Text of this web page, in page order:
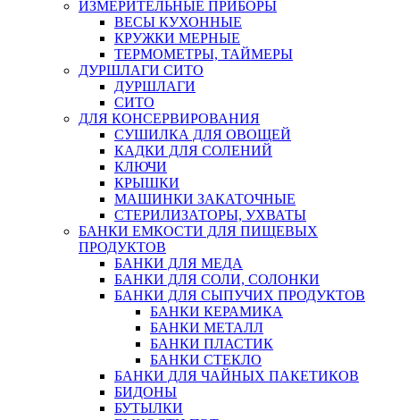
ИЗМЕРИТЕЛЬНЫЕ ПРИБОРЫ
ВЕСЫ КУХОННЫЕ
КРУЖКИ МЕРНЫЕ
ТЕРМОМЕТРЫ, ТАЙМЕРЫ
ДУРШЛАГИ СИТО
ДУРШЛАГИ
СИТО
ДЛЯ КОНСЕРВИРОВАНИЯ
СУШИЛКА ДЛЯ ОВОЩЕЙ
КАДКИ ДЛЯ СОЛЕНИЙ
КЛЮЧИ
КРЫШКИ
МАШИНКИ ЗАКАТОЧНЫЕ
СТЕРИЛИЗАТОРЫ, УХВАТЫ
БАНКИ ЕМКОСТИ ДЛЯ ПИЩЕВЫХ
ПРОДУКТОВ
БАНКИ ДЛЯ МЕДА
БАНКИ ДЛЯ СОЛИ, СОЛОНКИ
БАНКИ ДЛЯ СЫПУЧИХ ПРОДУКТОВ
БАНКИ КЕРАМИКА
БАНКИ МЕТАЛЛ
БАНКИ ПЛАСТИК
БАНКИ СТЕКЛО
БАНКИ ДЛЯ ЧАЙНЫХ ПАКЕТИКОВ
БИДОНЫ
БУТЫЛКИ